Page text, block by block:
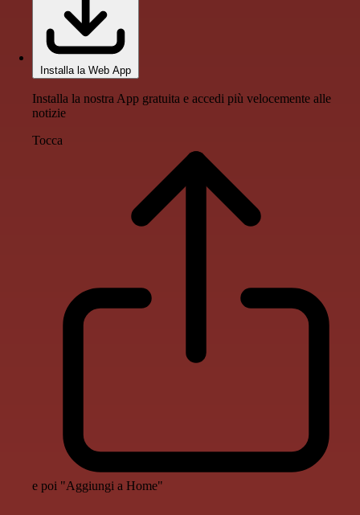
Installa la Web App
Installa la nostra App gratuita e accedi più velocemente alle
notizie
Tocca
e poi "Aggiungi a Home"